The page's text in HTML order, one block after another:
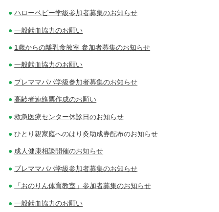
ハローベビー学級参加者募集のお知らせ
一般献血協力のお願い
1歳からの離乳食教室 参加者募集のお知らせ
一般献血協力のお願い
プレママパパ学級参加者募集のお知らせ
高齢者連絡票作成のお願い
救急医療センター休診日のお知らせ
ひとり親家庭へのはり灸助成券配布のお知らせ
成人健康相談開催のお知らせ
プレママパパ学級参加者募集のお知らせ
「おのりん体育教室」参加者募集のお知らせ
一般献血協力のお願い